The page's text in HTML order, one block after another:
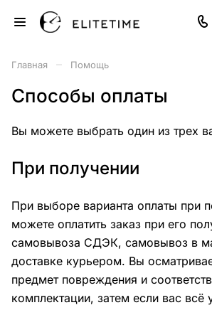
Главная Помощь
Способы оплаты
Вы можете выбрать один из трех
При получении
При выборе варианта оплаты при
можете оплатить заказ при его
самовывоза СДЭК, самовывоз в
доставке курьером. Вы
предмет повреждения и
комплектации, затем если вас всё